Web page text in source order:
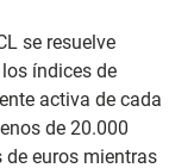
se resuelve
índices de
activa de cada
de 20.000
euros mientras